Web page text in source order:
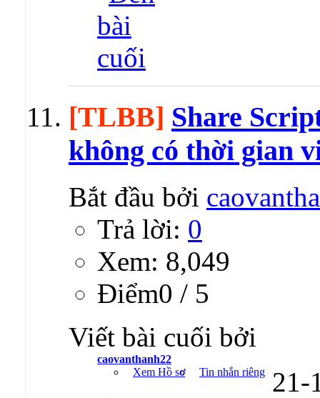
[TLBB] Share
không có thời gian
Bắt đầu bởi
Trả lời: 0
Xem: 8,049
Ðiểm0 / 5
Viết bài cuối bởi
caovanthanh22
Xem Hồ sơ
Tin nhắn riêng 21-